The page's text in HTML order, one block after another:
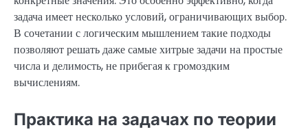
задача имеет несколько условий, ограничивающих выбор.
В сочетании с логическим мышлением такие подходы
позволяют решать даже самые хитрые задачи на простые
числа и делимость, не прибегая к громоздким
вычислениям.
Практика на задачах по теории